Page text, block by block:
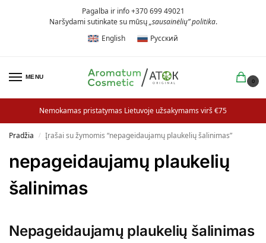
Pagalba ir info +370 699 49021
Naršydami sutinkate su mūsų„sausainėlių” politika.
English
Русский
MENU
0
Nemokamas pristatymas Lietuvoje užsakymams virš €75
Pradžia / Įrašai su žymomis “nepageidaujamų plaukelių šalinimas”
nepageidaujamų plaukelių
šalinimas
Nepageidaujamų plaukelių šalinimas